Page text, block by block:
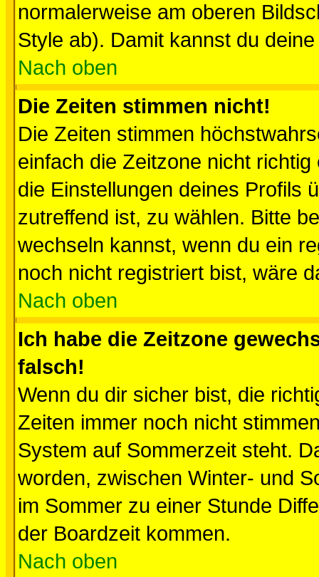
normalerweise am oberen
Style ab). Damit kannst du
Nach oben
Die Zeiten stimmen nicht!
Die Zeiten stimmen
einfach die Zeitzone nicht
die Einstellungen deines Profils
zutreffend ist, zu wählen. Bitte
wechseln kannst, wenn du ein
noch nicht registriert bist, wäre
Nach oben
Ich habe die Zeitzone
falsch!
Wenn du dir sicher bist, die
Zeiten immer noch nicht
System auf Sommerzeit steht.
worden, zwischen Winter- und
im Sommer zu einer Stunde
der Boardzeit kommen.
Nach oben